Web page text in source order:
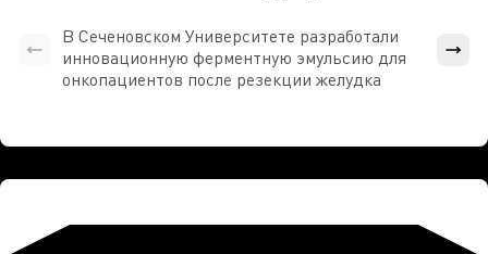
В Сеченовском Университете разработали
инновационную ферментную эмульсию для
онкопациентов после резекции желудка